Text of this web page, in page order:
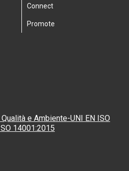
Connect
Promote
e Ambiente-UNI EN ISO
14001:2015